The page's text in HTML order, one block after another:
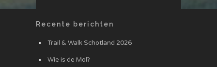
Recente berichten
Trail & Walk Schotland 2026
Wie is de Mol?